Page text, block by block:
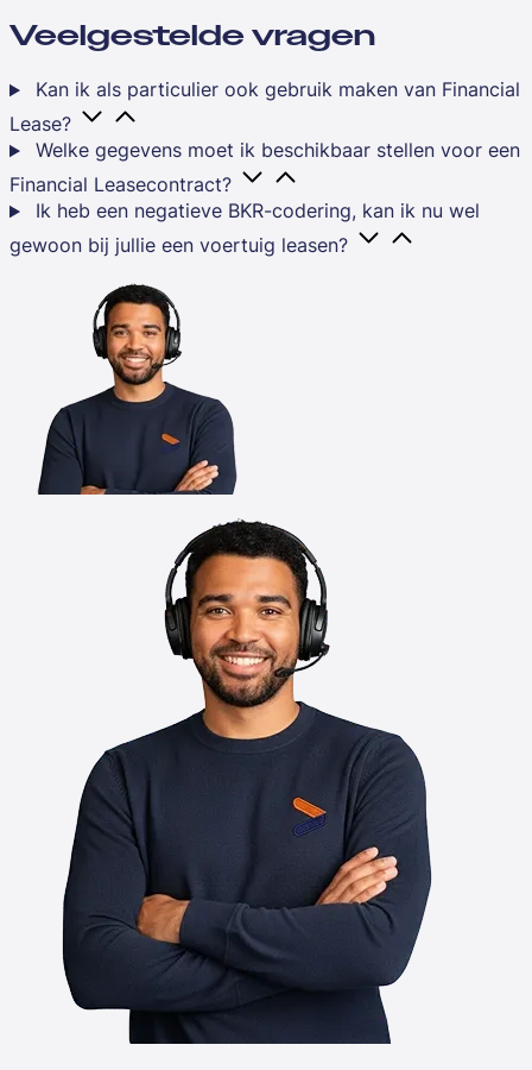
Veelgestelde vragen
Kan ik als particulier ook gebruik maken van Financial
Lease?
Welke gegevens moet ik beschikbaar stellen voor een
Financial Leasecontract?
Ik heb een negatieve BKR-codering, kan ik nu wel
gewoon bij jullie een voertuig leasen?